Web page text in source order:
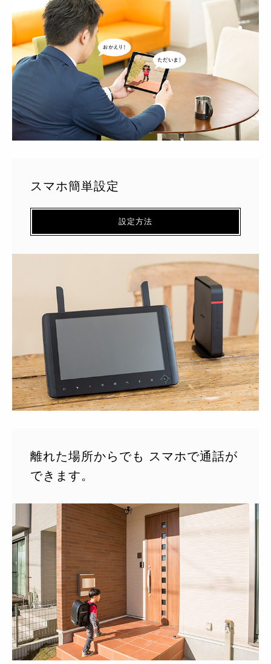
スマホ簡単設定
設定方法
離れた場所からでも スマホで通話が
できます。